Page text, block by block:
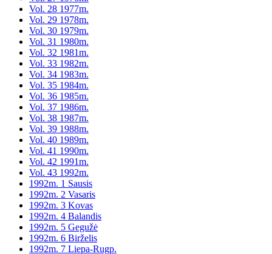
Vol. 28 1977m.
Vol. 29 1978m.
Vol. 30 1979m.
Vol. 31 1980m.
Vol. 32 1981m.
Vol. 33 1982m.
Vol. 34 1983m.
Vol. 35 1984m.
Vol. 36 1985m.
Vol. 37 1986m.
Vol. 38 1987m.
Vol. 39 1988m.
Vol. 40 1989m.
Vol. 41 1990m.
Vol. 42 1991m.
Vol. 43 1992m.
1992m. 1 Sausis
1992m. 2 Vasaris
1992m. 3 Kovas
1992m. 4 Balandis
1992m. 5 Gegužė
1992m. 6 Birželis
1992m. 7 Liepa-Rugp.